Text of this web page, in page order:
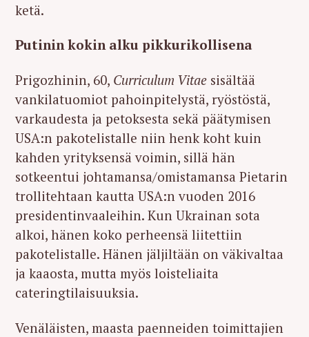
ketä.
Putinin kokin alku pikkurikollisena
Prigozhinin, 60, Curriculum Vitae sisältää
vankilatuomiot pahoinpitelystä, ryöstöstä,
varkaudesta ja petoksesta sekä päätymisen
USA:n pakotelistalle niin henk koht kuin
kahden yrityksensä voimin, sillä hän
sotkeentui johtamansa/omistamansa Pietarin
trollitehtaan kautta USA:n vuoden 2016
presidentinvaaleihin. Kun Ukrainan sota
alkoi, hänen koko perheensä liitettiin
pakotelistalle. Hänen jäljiltään on väkivaltaa
ja kaaosta, mutta myös loisteliaita
cateringtilaisuuksia.
Venäläisten, maasta paenneiden toimittajien